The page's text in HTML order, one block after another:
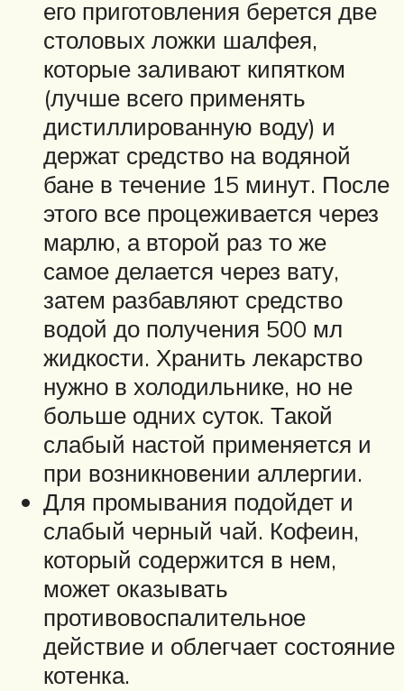
его приготовления берется две
столовых ложки шалфея,
которые заливают кипятком
(лучше всего применять
дистиллированную воду) и
держат средство на водяной
бане в течение 15 минут. После
этого все процеживается через
марлю, а второй раз то же
самое делается через вату,
затем разбавляют средство
водой до получения 500 мл
жидкости. Хранить лекарство
нужно в холодильнике, но не
больше одних суток. Такой
слабый настой применяется и
при возникновении аллергии.
Для промывания подойдет и
слабый черный чай. Кофеин,
который содержится в нем,
может оказывать
противовоспалительное
действие и облегчает состояние
котенка.